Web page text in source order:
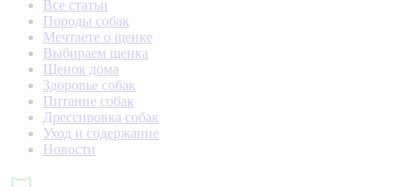
Все статьи
Породы собак
Мечтаете о щенке
Выбираем щенка
Щенок дома
Здоровье собак
Питание собак
Дрессировка собак
Уход и содержание
Новости